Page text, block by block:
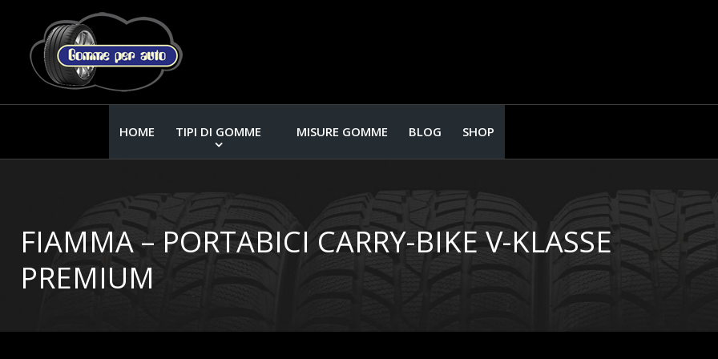
HOME TIPI DI GOMME MISURE GOMME BLOG SHOP
FIAMMA – PORTABICI CARRY-BIKE V-KLASSE
PREMIUM